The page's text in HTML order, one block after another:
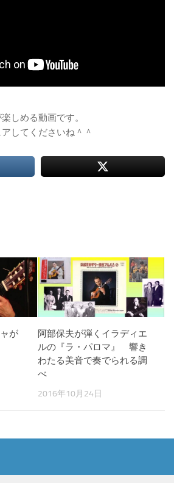
しめる動画です。
してくださいね＾＾
が
阿部保夫が弾くイラディエ
ルの『ラ・パロマ』 響き
わたる美音で奏でられる調
べ
2016年10月24日